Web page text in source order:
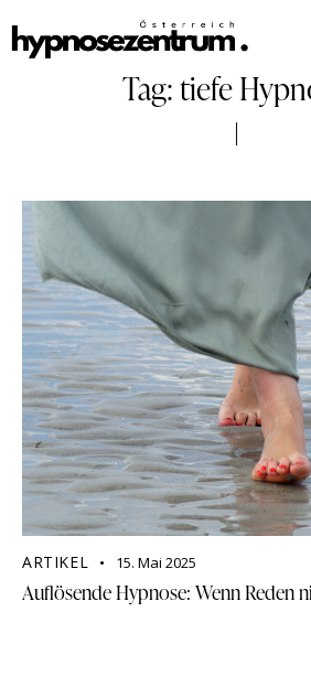
Tag: tiefe
ARTIKEL 15. Mai 2025
Auflösende Hypnose: Wenn Reden